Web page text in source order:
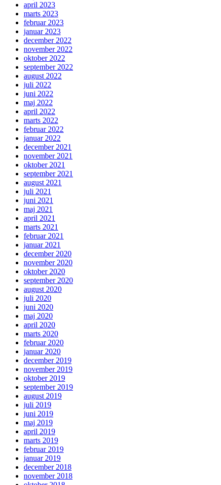
april 2023
marts 2023
februar 2023
januar 2023
december 2022
november 2022
oktober 2022
september 2022
august 2022
juli 2022
juni 2022
maj 2022
april 2022
marts 2022
februar 2022
januar 2022
december 2021
november 2021
oktober 2021
september 2021
august 2021
juli 2021
juni 2021
maj 2021
april 2021
marts 2021
februar 2021
januar 2021
december 2020
november 2020
oktober 2020
september 2020
august 2020
juli 2020
juni 2020
maj 2020
april 2020
marts 2020
februar 2020
januar 2020
december 2019
november 2019
oktober 2019
september 2019
august 2019
juli 2019
juni 2019
maj 2019
april 2019
marts 2019
februar 2019
januar 2019
december 2018
november 2018